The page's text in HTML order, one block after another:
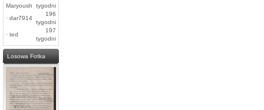
Maryoush
tygodni
· dar7914
196
tygodni
· ted
197
tygodni
Losowa Fotka